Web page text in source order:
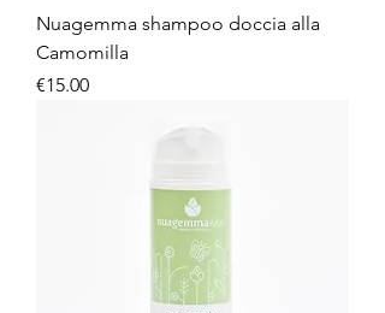
Nuagemma shampoo doccia alla
Camomilla
Price
€15.00